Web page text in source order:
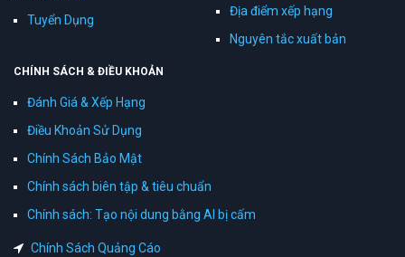
Tuyển Dụng
Địa điểm xếp hạng
Nguyên tắc xuất bản
CHÍNH SÁCH & ĐIỀU KHOẢN
Đánh Giá & Xếp Hạng
Điều Khoản Sử Dụng
Chính Sách Bảo Mật
Chính sách biên tập & tiêu chuẩn
Chính sách: Tạo nội dung bằng AI bị cấm
Chính Sách Quảng Cáo